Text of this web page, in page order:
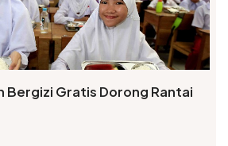
Bergizi Gratis Dorong Rantai